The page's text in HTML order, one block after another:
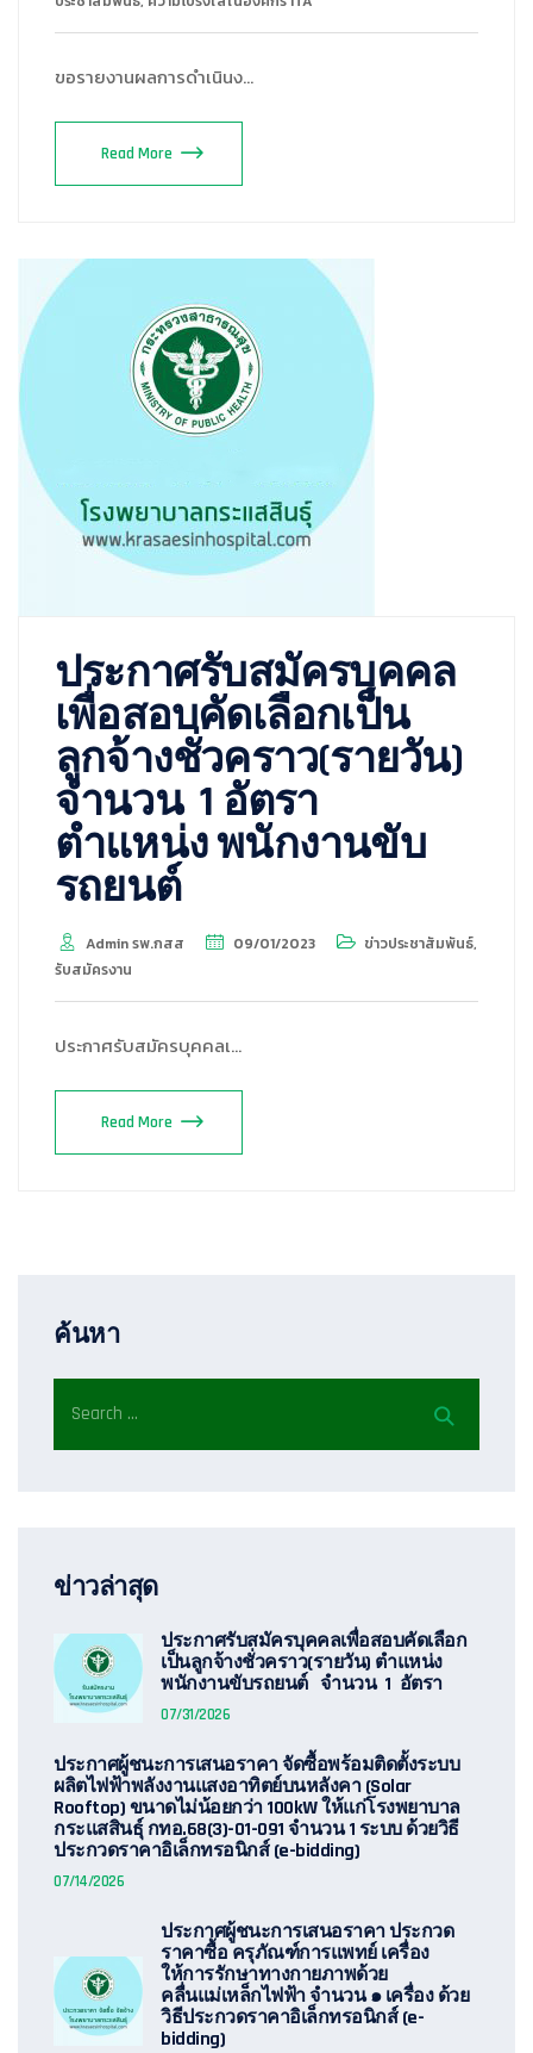
ขอรายงานผลการดำเนินง…
Read More
ประกาศรับสมัครบุคคล
เพื่อสอบคัดเลือกเป็น
ลูกจ้างชั่วคราว(รายวัน)
จำนวน 1 อัตรา
ตำแหน่ง พนักงานขับ
รถยนต์
Admin รพ.กสส 09/01/2023 ข่าวประชาสัมพันธ์,
รับสมัครงาน
ประกาศรับสมัครบุคคลเ…
Read More
ค้นหา
ข่าวล่าสุด
ประกาศรับสมัครบุคคลเพื่อสอบคัดเลือก
เป็นลูกจ้างชั่วคราว(รายวัน) ตำแหน่ง
พนักงานขับรถยนต์ จำนวน 1 อัตรา
07/31/2026
ประกาศผู้ชนะการเสนอราคา จัดซื้อพร้อมติดตั้งระบบ
ผลิตไฟฟ้าพลังงานแสงอาทิตย์บนหลังคา (Solar
Rooftop) ขนาดไม่น้อยกว่า 100kW ให้แก่โรงพยาบาล
กระแสสินธุ์ กทอ.68(3)-01-091 จำนวน 1 ระบบ ด้วยวิธี
ประกวดราคาอิเล็กทรอนิกส์ (e-bidding)
07/14/2026
ประกาศผู้ชนะการเสนอราคา ประกวด
ราคาซื้อ ครุภัณฑ์การแพทย์ เครื่อง
ให้การรักษาทางกายภาพด้วย
คลื่นแม่เหล็กไฟฟ้า จำนวน ๑ เครื่อง ด้วย
วิธีประกวดราคาอิเล็กทรอนิกส์ (e-
bidding)